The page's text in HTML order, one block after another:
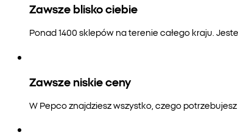
Zawsze blisko ciebie
Ponad 1400 sklepów na terenie całego kraju.
Zawsze niskie ceny
W Pepco znajdziesz wszystko, czego